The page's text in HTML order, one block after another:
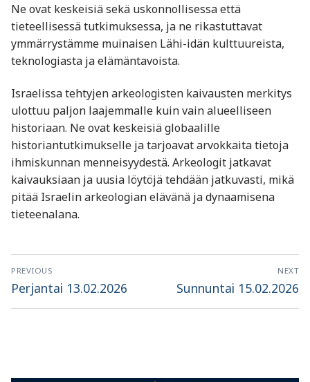
Ne ovat keskeisiä sekä uskonnollisessa että
tieteellisessä tutkimuksessa, ja ne rikastuttavat
ymmärrystämme muinaisen Lähi-idän kulttuureista,
teknologiasta ja elämäntavoista.
Israelissa tehtyjen arkeologisten kaivausten merkitys
ulottuu paljon laajemmalle kuin vain alueelliseen
historiaan. Ne ovat keskeisiä globaalille
historiantutkimukselle ja tarjoavat arvokkaita tietoja
ihmiskunnan menneisyydestä. Arkeologit jatkavat
kaivauksiaan ja uusia löytöjä tehdään jatkuvasti, mikä
pitää Israelin arkeologian elävänä ja dynaamisena
tieteenalana.
Artikkelien
selaus
PREVIOUS
Previous
Perjantai 13.02.2026
NEXT
Next
Sunnuntai 15.02.2026